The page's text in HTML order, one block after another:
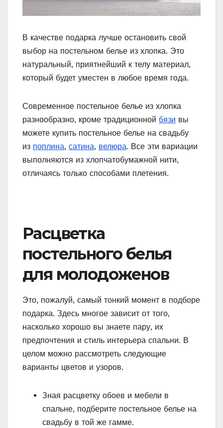
В качестве подарка лучше остановить свой
выбор на постельном белье из хлопка. Это
натуральный, приятнейший к телу материал,
который будет уместен в любое время года.
Современное постельное белье из хлопка
разнообразно, кроме традиционной бязи вы
можете купить постельное белье на свадьбу
из поплина, сатина, велюра. Все эти вариации
выполняются из хлопчатобумажной нити,
отличаясь только способами плетения.
Расцветка
постельного белья
для молодоженов
Это, пожалуй, самый тонкий момент в подборе
подарка. Здесь многое зависит от того,
насколько хорошо вы знаете пару, их
предпочтения и стиль интерьера спальни. В
целом можно рассмотреть следующие
варианты цветов и узоров.
Зная расцветку обоев и мебели в
спальне, подберите постельное белье на
свадьбу в той же гамме.